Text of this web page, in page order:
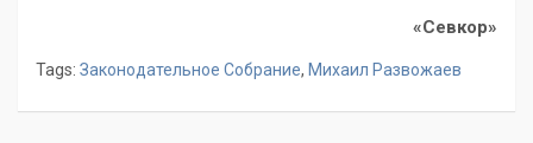
«Севкор»
Tags: Законодательное Собрание, Михаил Развожаев